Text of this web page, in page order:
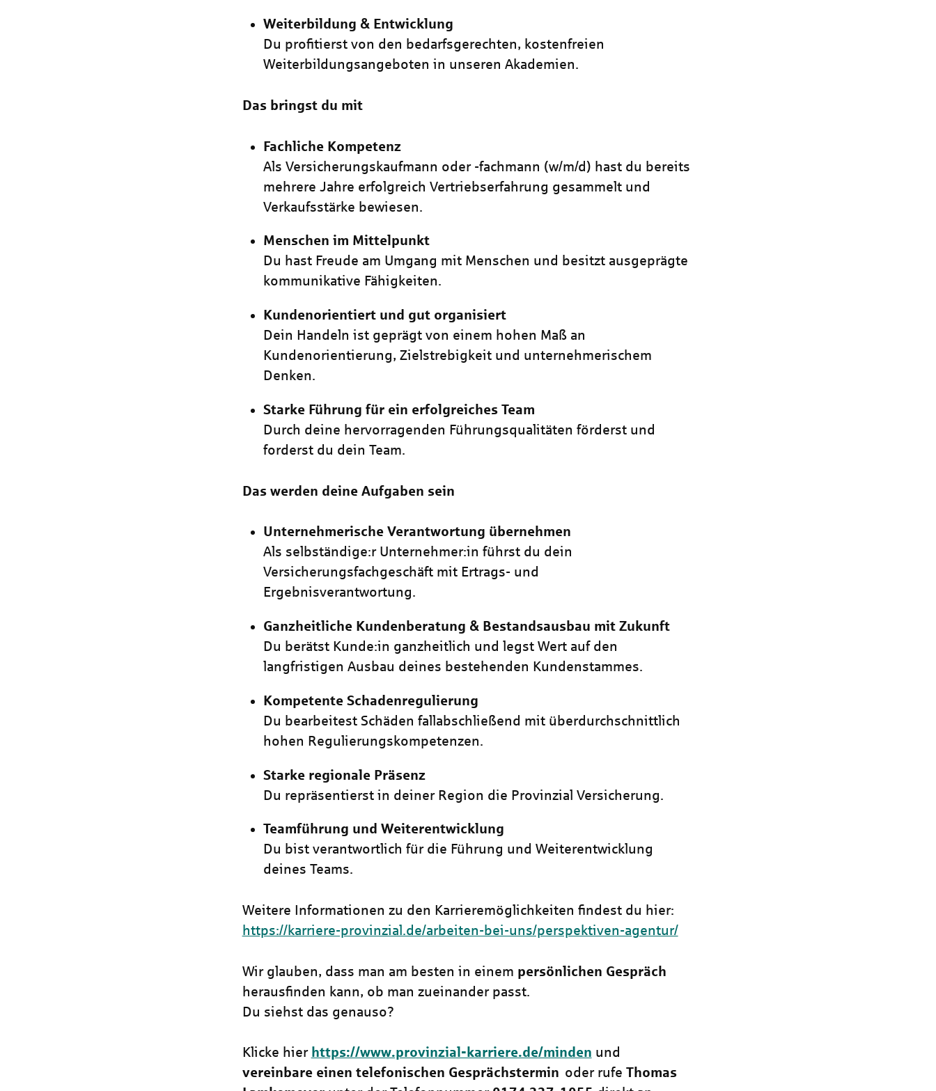
Weiterbildung & Entwicklung
Du profitierst von den bedarfsgerechten, kostenfreien
Weiterbildungsangeboten in unseren Akademien.
Das bringst du mit
Fachliche Kompetenz
Als Versicherungskaufmann oder -fachmann (w/m/d) hast du bereits
mehrere Jahre erfolgreich Vertriebserfahrung gesammelt und
Verkaufsstärke bewiesen.
Menschen im Mittelpunkt
Du hast Freude am Umgang mit Menschen und besitzt ausgeprägte
kommunikative Fähigkeiten.
Kundenorientiert und gut organisiert
Dein Handeln ist geprägt von einem hohen Maß an
Kundenorientierung, Zielstrebigkeit und unternehmerischem
Denken.
Starke Führung für ein erfolgreiches Team
Durch deine hervorragenden Führungsqualitäten förderst und
forderst du dein Team.
Das werden deine Aufgaben sein
Unternehmerische Verantwortung übernehmen
Als selbständige:r Unternehmer:in führst du dein
Versicherungsfachgeschäft mit Ertrags- und
Ergebnisverantwortung.
Ganzheitliche Kundenberatung & Bestandsausbau mit Zukunft
Du berätst Kunde:in ganzheitlich und legst Wert auf den
langfristigen Ausbau deines bestehenden Kundenstammes.
Kompetente Schadenregulierung
Du bearbeitest Schäden fallabschließend mit überdurchschnittlich
hohen Regulierungskompetenzen.
Starke regionale Präsenz
Du repräsentierst in deiner Region die Provinzial Versicherung.
Teamführung und Weiterentwicklung
Du bist verantwortlich für die Führung und Weiterentwicklung
deines Teams.
Weitere Informationen zu den Karrieremöglichkeiten findest du hier:
https://karriere-provinzial.de/arbeiten-bei-uns/perspektiven-agentur/
Wir glauben, dass man am besten in einem persönlichen Gespräch
herausfinden kann, ob man zueinander passt.
Du siehst das genauso?
Klicke hier https://www.provinzial-karriere.de/minden und
vereinbare einen telefonischen Gesprächstermin oder rufe Thomas